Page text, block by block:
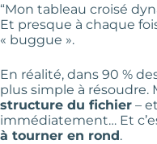
“Mon tableau croisé
Et presque à chaque
« buggue ».
En réalité, dans 90 %
plus simple à résoudre.
structure du fichier –
immédiatement… Et
à tourner en rond.